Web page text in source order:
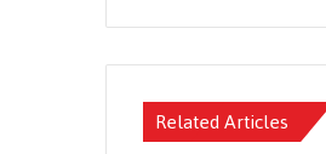
Related Articles